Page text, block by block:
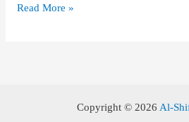
غیر
Read More »
Copyright © 2026 Al-